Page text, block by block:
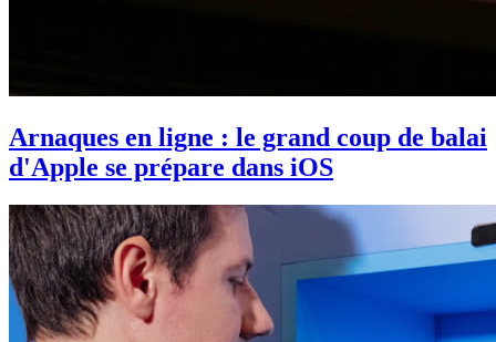
Arnaques en ligne : le grand coup de balai
d'Apple se prépare dans iOS